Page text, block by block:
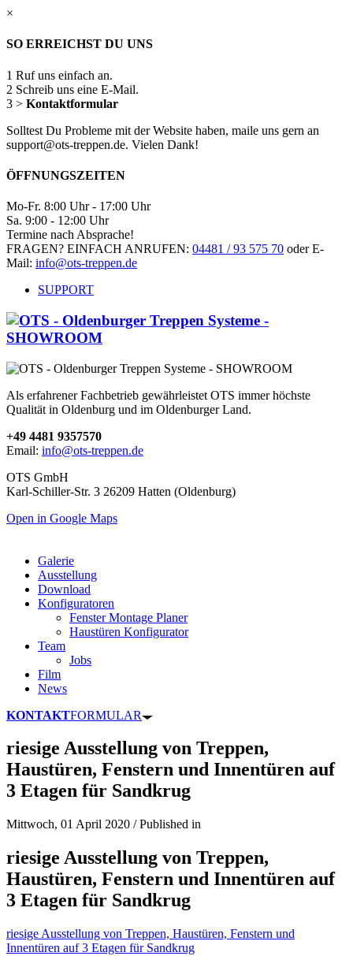
×
SO ERREICHST DU UNS
1 Ruf uns einfach an.
2 Schreib uns eine E-Mail.
3 > Kontaktformular
Solltest Du Probleme mit der Website haben, maile uns gern an
support@ots-treppen.de. Vielen Dank!
ÖFFNUNGSZEITEN
Mo-Fr. 8:00 Uhr - 17:00 Uhr
Sa. 9:00 - 12:00 Uhr
Termine nach Absprache!
FRAGEN? EINFACH ANRUFEN: 04481 / 93 575 70 oder E-
Mail: info@ots-treppen.de
SUPPORT
Als erfahrener Fachbetrieb gewährleistet OTS immer höchste
Qualität in Oldenburg und im Oldenburger Land.
+49 4481 9357570
Email: info@ots-treppen.de
OTS GmbH
Karl-Schiller-Str. 3 26209 Hatten (Oldenburg)
Open in Google Maps
Galerie
Ausstellung
Download
Konfiguratoren
Fenster Montage Planer
Haustüren Konfigurator
Team
Jobs
Film
News
KONTAKTFORMULAR
riesige Ausstellung von Treppen,
Haustüren, Fenstern und Innentüren auf
3 Etagen für Sandkrug
Mittwoch, 01 April 2020 /Published in
riesige Ausstellung von Treppen,
Haustüren, Fenstern und Innentüren auf
3 Etagen für Sandkrug
riesige Ausstellung von Treppen, Haustüren, Fenstern und
Innentüren auf 3 Etagen für Sandkrug